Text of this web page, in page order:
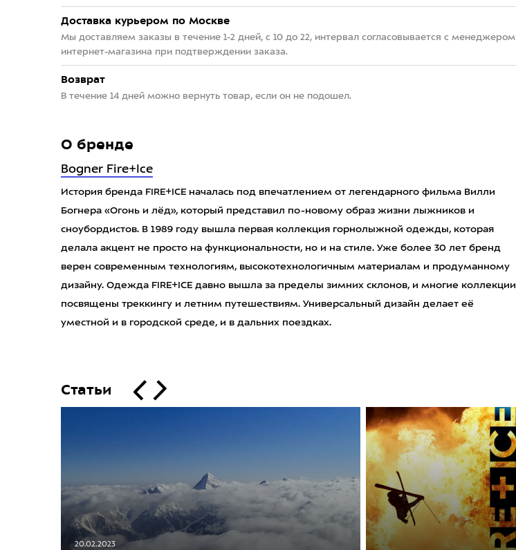
Доставка курьером по Москве
Мы доставляем заказы в течение 1-2 дней, с 10 до 22, интервал согласовывается с менеджером
интернет-магазина при подтверждении заказа.
Возврат
В течение 14 дней можно вернуть товар, если он не подошел.
О бренде
Bogner Fire+Ice
История бренда FIRE+ICE началась под впечатлением от легендарного фильма Вилли
Богнера «Огонь и лёд», который представил по-новому образ жизни лыжников и
сноубордистов. В 1989 году вышла первая коллекция горнолыжной одежды, которая
делала акцент не просто на функциональности, но и на стиле. Уже более 30 лет бренд
верен современным технологиям, высокотехнологичным материалам и продуманному
дизайну. Одежда FIRE+ICE давно вышла за пределы зимних склонов, и многие коллекции
посвящены треккингу и летним путешествиям. Универсальный дизайн делает её
уместной и в городской среде, и в дальних поездках.
Статьи
20.02.2023